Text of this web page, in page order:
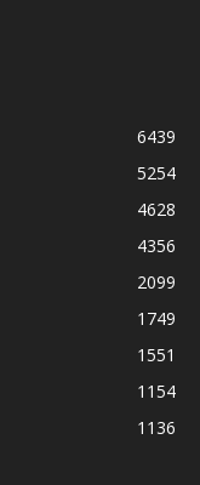
6439
5254
4628
4356
2099
1749
1551
1154
1136